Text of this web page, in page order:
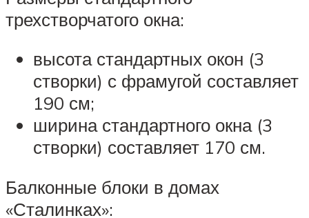
трехстворчатого окна:
высота стандартных окон (3
створки) с фрамугой составляет
190 см;
ширина стандартного окна (3
створки) составляет 170 см.
Балконные блоки в домах
«Сталинках»: